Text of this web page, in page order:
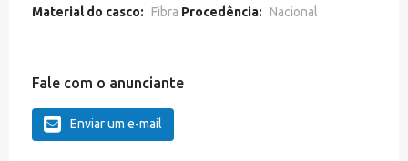
Material do casco: Fibra Procedência: Nacional
Fale com o anunciante
Enviar um e-mail